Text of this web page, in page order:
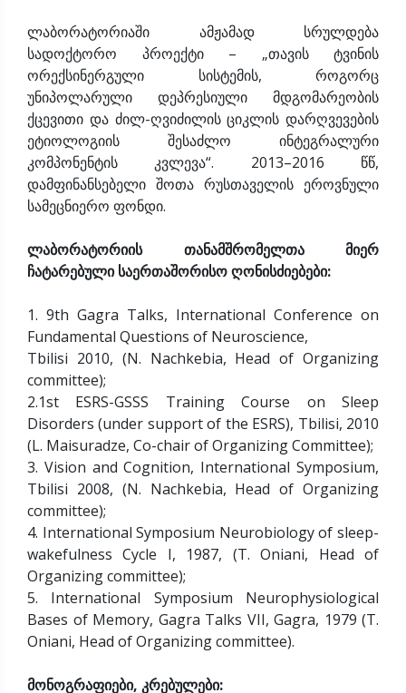
ლაბორატორიაში ამჟამად სრულდება
სადოქტორო პროექტი – „თავის ტვინის
ორექსინერგული სისტემის, როგორც
უნიპოლარული დეპრესიული მდგომარეობის
ქცევითი და ძილ-ღვიძილის ციკლის დარღვევების
ეტიოლოგიის შესაძლო ინტეგრალური
კომპონენტის კვლევა“. 2013–2016 წწ,
დამფინანსებელი შოთა რუსთაველის ეროვნული
სამეცნიერო ფონდი.
ლაბორატორიის თანამშრომელთა მიერ
ჩატარებული საერთაშორისო ღონისძიებები:
1. 9th Gagra Talks, International Conference on
Fundamental Questions of Neuroscience,
Tbilisi 2010, (N. Nachkebia, Head of Organizing
committee);
2.1st ESRS-GSSS Training Course on Sleep
Disorders (under support of the ESRS), Tbilisi, 2010
(L. Maisuradze, Co-chair of Organizing Committee);
3. Vision and Cognition, International Symposium,
Tbilisi 2008, (N. Nachkebia, Head of Organizing
committee);
4. International Symposium Neurobiology of sleep-
wakefulness Cycle I, 1987, (T. Oniani, Head of
Organizing committee);
5. International Symposium Neurophysiological
Bases of Memory, Gagra Talks VII, Gagra, 1979 (T.
Oniani, Head of Organizing committee).
მონოგრაფიები, კრებულები: